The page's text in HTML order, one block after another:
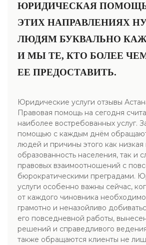
ЮРИДИЧЕСКАЯ
ЭТИХ НАПРАВЛЕНИЯХ
ЛЮДЯМ БУКВАЛЬНО
И МЫ ТЕ, КТО БОЛЕЕ
ЕЕ ПРЕДОСТАВИТЬ.
Юридические услуги отзывы
Правовая помощь на сегодня
наиболее востребованных услуг.
помощью с каждым днём
людей и причины этого как низкая
образованность населения, так и
правовых взаимоотношений с
бюрократическими преградами.
услуги особенно важны сейчас,
от каждого чиновника
грамотно и неназойливо
его повседневной работы,
решений и справедливого
также обращаются клиенты не